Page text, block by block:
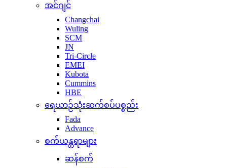
အင်ဂျင်
Changchai
Wuling
SCM
JN
Tri-Circle
EMEI
Kubota
Cummins
HBE
ရေယာဉ်သုံးဆက်စပ်ပစ္စည်း
Fada
Advance
စက်ယန္တရာများ
ဆန်စက်